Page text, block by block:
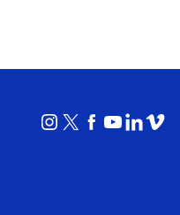
Instagram
X Facebook